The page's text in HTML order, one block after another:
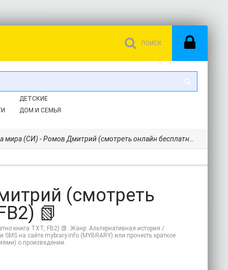
ДЕТСКИЕ
ДОМ И СЕМЬЯ
(СИ) - Ромов Дмитрий (смотреть онлайн бесплатно книга TXT, FB2) 📗
(смотреть
📗
книга TXT, FB2) 📗. Жанр: Альтернативная история /
на сайте mybrary.info (MYBRARY) или прочесть краткое
о произведении.